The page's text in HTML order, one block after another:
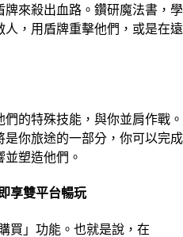
來殺出血路。鑽研魔法書，學
，用盾牌重擊他們，或是在遠
的特殊技能，與你並肩作戰。
你旅途的一部分，你可以完成
塑造他們。
享雙平台暢玩
買」功能。也就是說，在